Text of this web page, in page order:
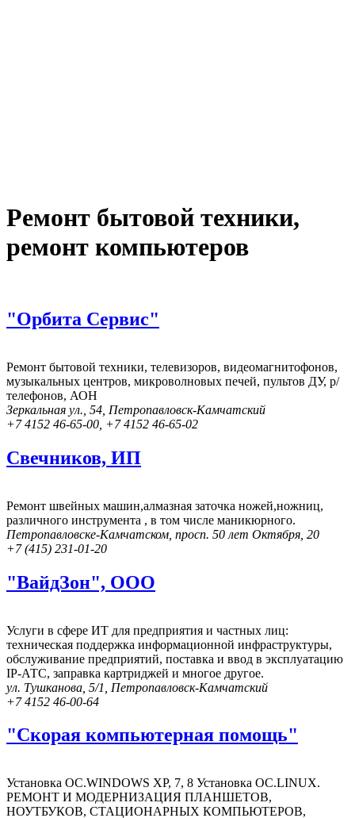
Ремонт бытовой техники,
ремонт компьютеров
"Орбита Сервис"
Ремонт бытовой техники, телевизоров, видеомагнитофонов,
музыкальных центров, микроволновых печей, пультов ДУ, р/
телефонов, АОН
Зеркальная ул., 54, Петропавловск-Камчатский
+7 4152 46‑65-00, +7 4152 46‑65-02
Свечников, ИП
Ремонт швейных машин,алмазная заточка ножей,ножниц,
различного инструмента , в том числе маникюрного.
Петропавловске-Камчатском, просп. 50 лет Октября, 20
+7 (415) 231-01-20
"ВайдЗон", ООО
Услуги в сфере ИТ для предприятия и частных лиц:
техническая поддержка информационной инфраструктуры,
обслуживание предприятий, поставка и ввод в эксплуатацию
IP-АТС, заправка картриджей и многое другое.
ул. Тушканова, 5/1, Петропавловск-Камчатский
+7 4152 46‑00-64
"Скорая компьютерная помощь"
Установка OC.WINDOWS XP, 7, 8 Установка OC.LINUX.
РЕМОНТ И МОДЕРНИЗАЦИЯ ПЛАНШЕТОВ,
НОУТБУКОВ, СТАЦИОНАРНЫХ КОМПЬЮТЕРОВ,